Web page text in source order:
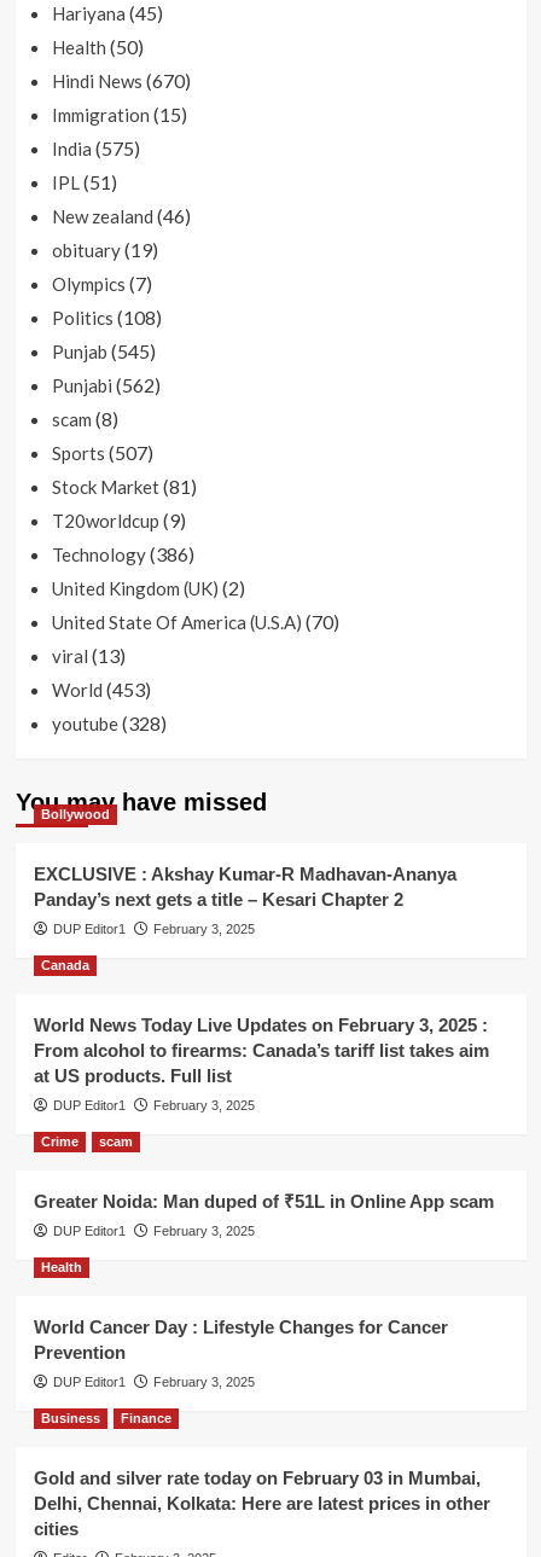
Hariyana (45)
Health (50)
Hindi News (670)
Immigration (15)
India (575)
IPL(51)
New zealand (46)
obituary(19)
Olympics (7)
Politics (108)
Punjab (545)
Punjabi (562)
scam (8)
Sports (507)
Stock Market(81)
T20worldcup (9)
Technology(386)
United Kingdom (UK) (2)
United State Of America (U.S.A) (70)
viral (13)
World (453)
youtube(328)
You may have missed
Bollywood
EXCLUSIVE : Akshay Kumar-R Madhavan-Ananya
Panday’s next gets a title – Kesari Chapter 2
DUP Editor1 February 3, 2025
Canada
World News Today Live Updates on February 3, 2025 :
From alcohol to firearms: Canada’s tariff list takes aim
at US products. Full list
DUP Editor1 February 3, 2025
Crime scam
Greater Noida: Man duped of ₹51L in Online App scam
DUP Editor1 February 3, 2025
Health
World Cancer Day : Lifestyle Changes for Cancer
Prevention
DUP Editor1 February 3, 2025
Business Finance
Gold and silver rate today on February 03 in Mumbai,
Delhi, Chennai, Kolkata: Here are latest prices in other
cities